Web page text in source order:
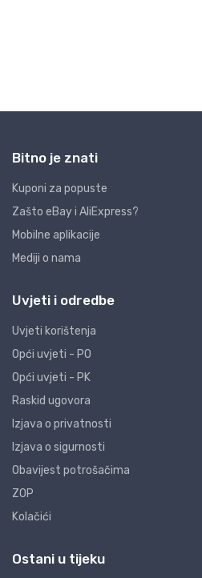
Bitno je znati
Kuponi za popuste
Zašto eBay i AliExpress?
Mobilne aplikacije
Mediji o nama
Uvjeti i odredbe
Uvjeti korištenja
Opći uvjeti - PO
Opći uvjeti - PK
Raskid ugovora
Izjava o privatnosti
Izjava o sigurnosti
Obavijest potrošačima
ZOP
Kolačići
Ostani u tijeku